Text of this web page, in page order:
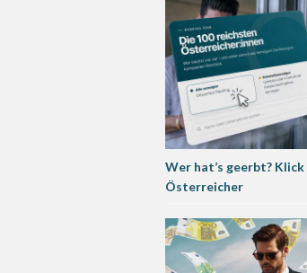
Wer hat’s geerbt?
Österreicher